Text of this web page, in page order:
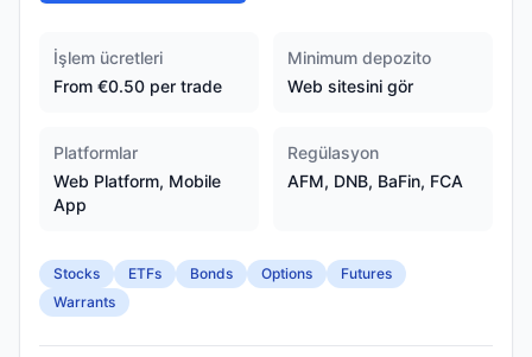
İşlem ücretleri
From €0.50 per trade
Minimum depozito
Web sitesini gör
Platformlar
Web Platform, Mobile
App
Regülasyon
AFM, DNB, BaFin, FCA
Stocks ETFs Bonds Options
Futures
Warrants